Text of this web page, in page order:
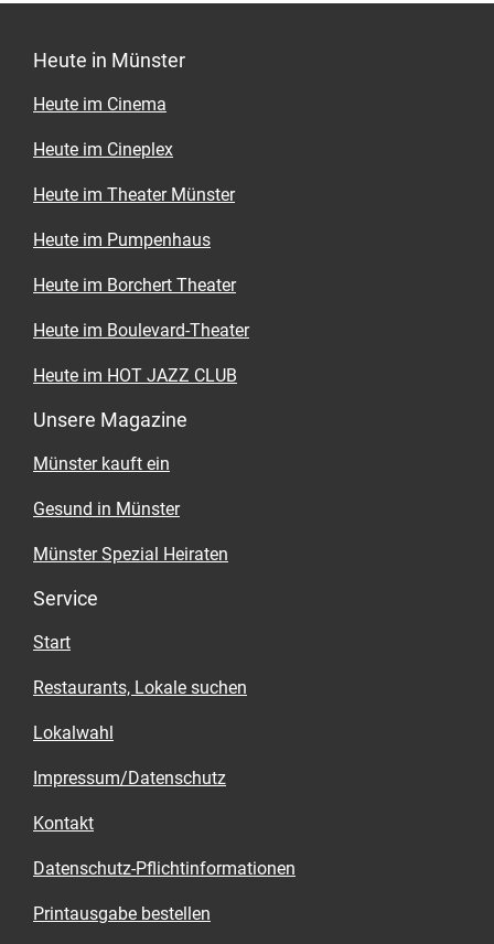
Heute in Münster
Heute im Cinema
Heute im Cineplex
Heute im Theater Münster
Heute im Pumpenhaus
Heute im Borchert Theater
Heute im Boulevard-Theater
Heute im HOT JAZZ CLUB
Unsere Magazine
Münster kauft ein
Gesund in Münster
Münster Spezial Heiraten
Service
Start
Restaurants, Lokale suchen
Lokalwahl
Impressum/Datenschutz
Kontakt
Datenschutz-Pflichtinformationen
Printausgabe bestellen